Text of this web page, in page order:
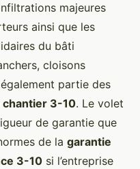
majeures
ainsi que les
du bâti
cloisons
partie des
chantier 3-10. Le volet
de garantie que
de la garantie
3-10 si l’entreprise